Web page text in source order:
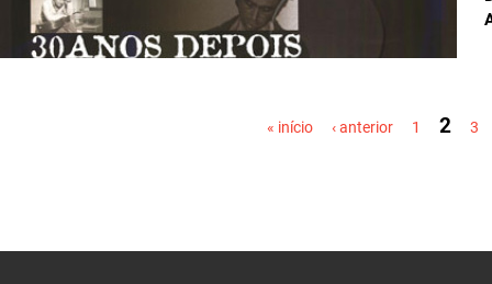
« início ‹ anterior 1 2 3